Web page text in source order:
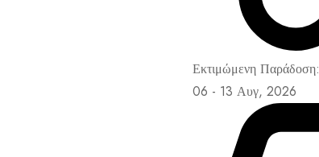
Εκτιμώμενη Παράδοση:
06 - 13 Αυγ, 2026